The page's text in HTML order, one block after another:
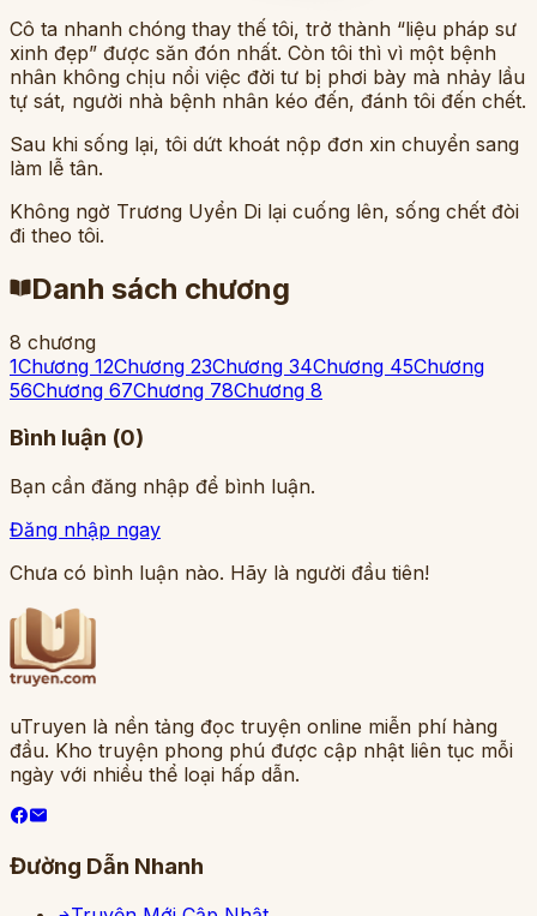
Cô ta nhanh chóng thay thế tôi, trở thành “liệu pháp sư
xinh đẹp” được săn đón nhất. Còn tôi thì vì một bệnh
nhân không chịu nổi việc đời tư bị phơi bày mà nhảy lầu
tự sát, người nhà bệnh nhân kéo đến, đánh tôi đến chết.
Sau khi sống lại, tôi dứt khoát nộp đơn xin chuyển sang
làm lễ tân.
Không ngờ Trương Uyển Di lại cuống lên, sống chết đòi
đi theo tôi.
Danh sách chương
8 chương
1Chương 12Chương 23Chương 34Chương 45Chương
56Chương 67Chương 78Chương 8
Bình luận (0)
Bạn cần đăng nhập để bình luận.
Đăng nhập ngay
Chưa có bình luận nào. Hãy là người đầu tiên!
uTruyen là nền tảng đọc truyện online miễn phí hàng
đầu. Kho truyện phong phú được cập nhật liên tục mỗi
ngày với nhiều thể loại hấp dẫn.
Đường Dẫn Nhanh